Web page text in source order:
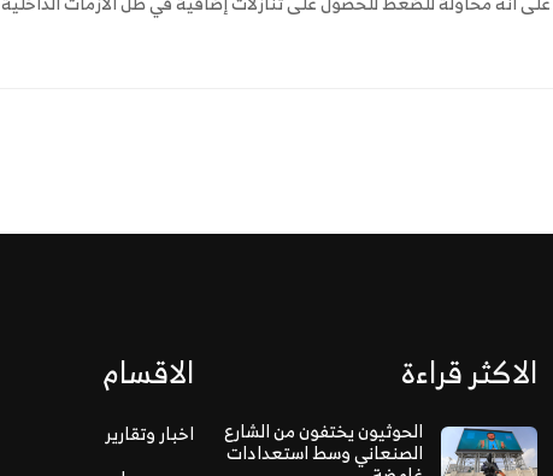
الاكثر قراءة
الحوثيون يختفون من الشارع
الصنعاني وسط استعدادات
الاقسام
اخبار وتقارير